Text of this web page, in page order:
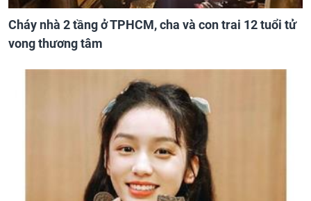
Cháy nhà 2 tầng ở TPHCM, cha và con trai 12 tuổi tử
vong thương tâm